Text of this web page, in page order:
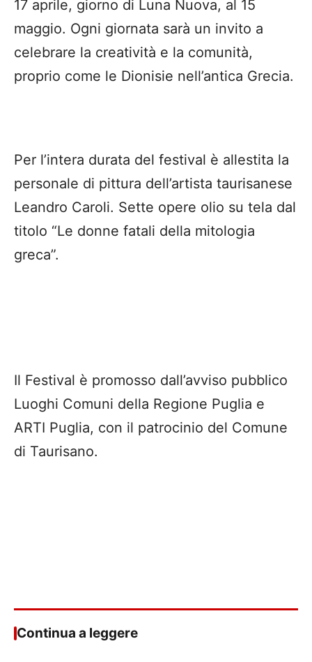
17 aprile, giorno di Luna Nuova, al 15
maggio. Ogni giornata sarà un invito a
celebrare la creatività e la comunità,
proprio come le Dionisie nell’antica Grecia.
Per l’intera durata del festival è allestita la
personale di pittura dell’artista taurisanese
Leandro Caroli. Sette opere olio su tela dal
titolo “Le donne fatali della mitologia
greca”.
Il Festival è promosso dall’avviso pubblico
Luoghi Comuni della Regione Puglia e
ARTI Puglia, con il patrocinio del Comune
di Taurisano.
Continua a leggere